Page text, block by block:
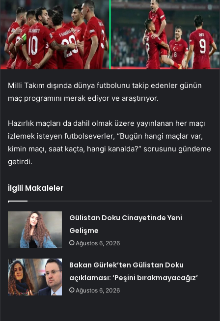
Milli Takım dışında dünya futbolunu takip edenler günün
maç programını merak ediyor ve araştırıyor.
Hazırlık maçları da dahil olmak üzere yayınlanan her maçı
izlemek isteyen futbolseverler, “Bugün hangi maçlar var,
kimin maçı, saat kaçta, hangi kanalda?” sorusunu gündeme
getirdi.
İlgili Makaleler
Gülistan Doku Cinayetinde Yeni
Gelişme
Ağustos 6, 2026
Bakan Gürlek’ten Gülistan Doku
açıklaması: ‘Peşini bırakmayacağız’
Ağustos 6, 2026